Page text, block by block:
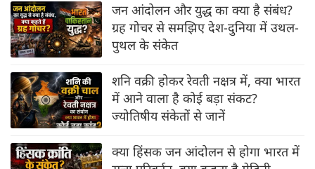
जन आंदोलन और युद्ध का क्या है संबंध?
ग्रह गोचर से समझिए देश-दुनिया में उथल-
पुथल के संकेत
शनि वक्री होकर रेवती नक्षत्र में, क्या भारत
में आने वाला है कोई बड़ा संकट?
ज्योतिषीय संकेतों से जानें
क्या हिंसक जन आंदोलन से होगा भारत में